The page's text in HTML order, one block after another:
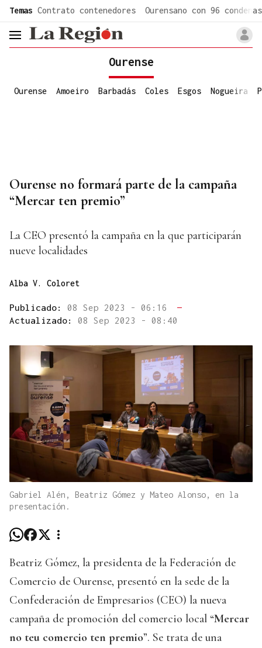
Temas Contrato contenedores Ourensano con 96 condenas
header.menu.open
Ourense
Ourense Amoeiro Barbadás Coles Esgos Nogueira
Ourense no formará parte de la campaña
“Mercar ten premio”
La CEO presentó la campaña en la que participarán
nueve localidades
Alba V. Coloret
Publicado: 08 Sep 2023 - 06:16
—
Actualizado: 08 Sep 2023 - 08:40
Gabriel Alén, Beatriz Gómez y Mateo Alonso, en la
presentación.
Beatriz Gómez, la presidenta de la Federación de
Comercio de Ourense, presentó en la sede de la
Confederación de Empresarios (CEO) la nueva
campaña de promoción del comercio local “Mercar
no teu comercio ten premio”. Se trata de una